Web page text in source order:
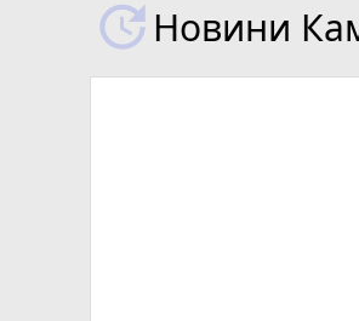
Новини